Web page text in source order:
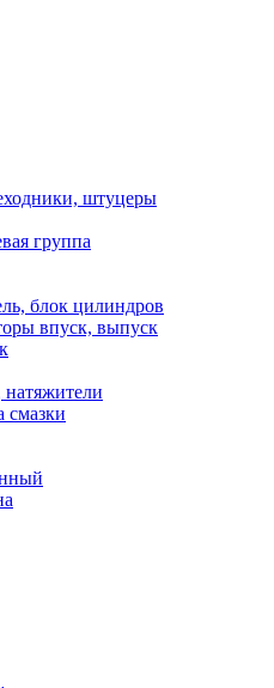
штуцеры
группа
блок цилиндров
впуск, выпуск
смазки